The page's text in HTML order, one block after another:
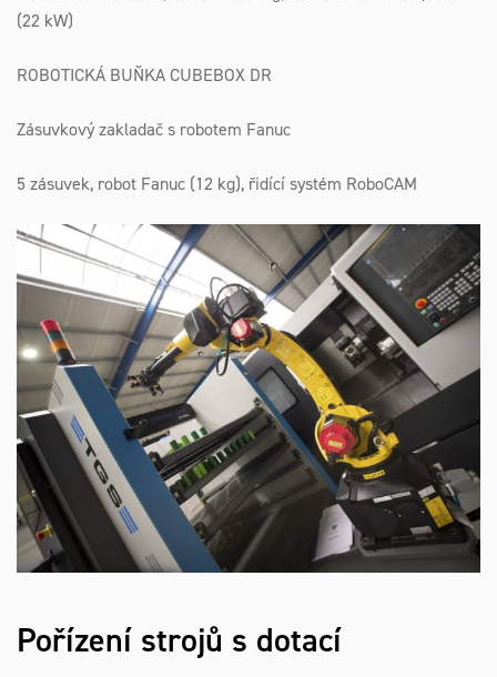
(22 kW)
ROBOTICKÁ BUŇKA CUBEBOX DR
Zásuvkový zakladač s robotem Fanuc
5 zásuvek, robot Fanuc (12 kg), řidící systém RoboCAM
Pořízení strojů s dotací